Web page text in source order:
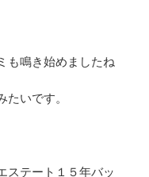
も鳴き始めましたね
たいです。
テート１５年バッ